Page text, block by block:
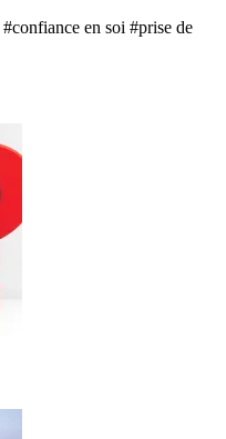
#confiance en soi #prise de